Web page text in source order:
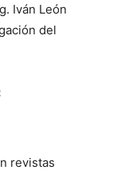
Iván León
del
revistas